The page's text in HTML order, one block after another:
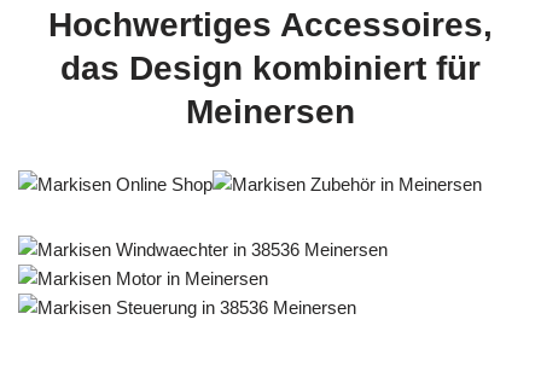
Hochwertiges Accessoires,
das Design kombiniert für
Meinersen